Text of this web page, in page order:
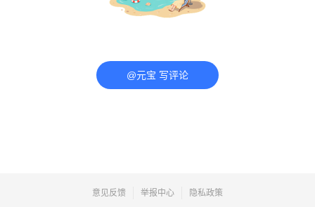
@元宝 写评论
意见反馈 举报中心 隐私政策